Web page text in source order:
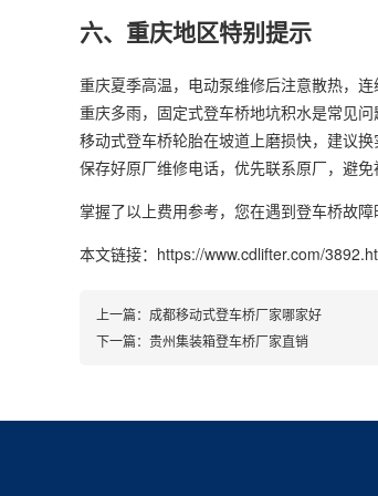
六、重庆地区特别提示
重庆夏季高温，电动泵维修后注意散热，
重庆多雨，固定式登车桥地坑积水是常见
移动式登车桥轮胎在坡道上磨损快，建议
保存好原厂维修电话，优先联系原厂，避免
掌握了以上费用参考，您在遇到登车桥故
本文链接：https://www.cdlifter.com/
上一篇： 成都移动式登车桥厂家哪家好
下一篇： 贵州集装箱登车桥厂家直销